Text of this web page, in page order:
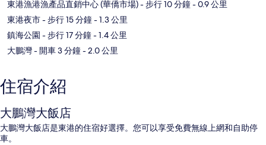
東港漁港漁產品直銷中心 (華僑市場)- 步行 10 分鐘- 0.9 公里
東港夜市- 步行 15 分鐘- 1.3 公里
鎮海公園 - 步行 17 分鐘- 1.4 公里
大鵬灣- 開車 3 分鐘- 2.0 公里
住宿介紹
大鵬灣大飯店
大鵬灣大飯店是東港的住宿好選擇。您可以享受免費無線上網和自助停
車。